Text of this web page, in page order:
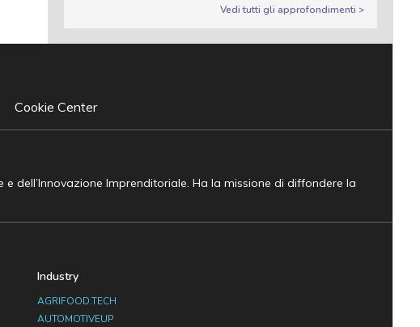
Vedi tutti gli approfondimenti >
Cookie Center
Imprenditoriale. Ha la missione di diffondere la
Industry
AGRIFOOD.TECH
AUTOMOTIVEUP